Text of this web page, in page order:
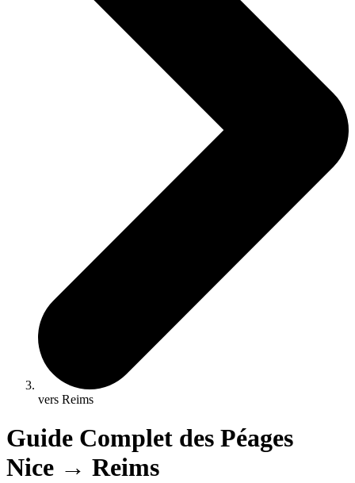
vers Reims
Guide Complet des Péages
Nice → Reims